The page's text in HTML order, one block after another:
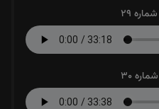
29
30